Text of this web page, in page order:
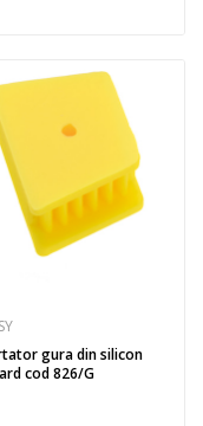
gura din silicon
cod 826/G